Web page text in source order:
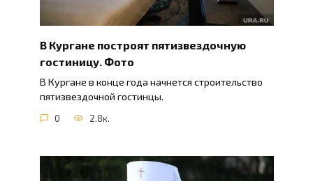
В Кургане построят пятизвездочную
гостиницу. Фото
В Кургане в конце года начнется строительство
пятизвездочной гостинцы.
0 2.8к.